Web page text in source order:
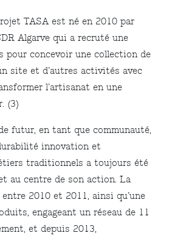
TASA est né en 2010 par
Algarve qui a recruté une
pour concevoir une collection de
site et d’autres activités avec
l’artisanat en une
(3)
futur, en tant que communauté,
innovation et
traditionnels a toujours été
au centre de son action. La
2010 et 2011, ainsi qu’une
engageant un réseau de 11
et depuis 2013,